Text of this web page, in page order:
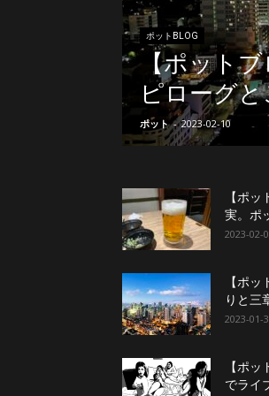
ポットBLOG
【ポット
ピローグ
ポット - 2023-02-10
【ポ
実。ポ
2023-02-
【ポ
りと三
2023-01-
【ポ
でライ